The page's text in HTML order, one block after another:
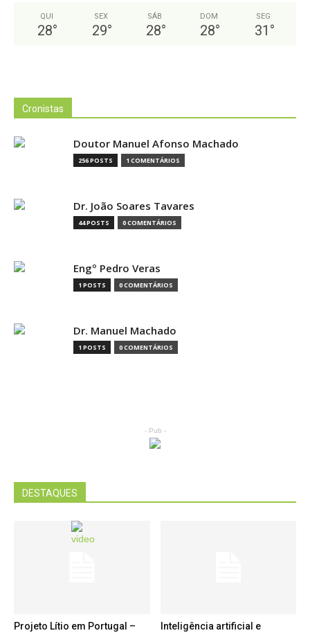
QUI
28°
SEX
29°
SÁB
28°
DOM
28°
SEG
31 °
Cronistas
Doutor Manuel Afonso Machado
256 POSTS 1 COMENTÁRIOS
Dr. João Soares Tavares
44 POSTS 0 COMENTÁRIOS
Engº Pedro Veras
1 POSTS 0 COMENTÁRIOS
Dr. Manuel Machado
1 POSTS 0 COMENTÁRIOS
- Pub -
DESTAQUES
Projeto Lítio em Portugal –
Inteligência artificial e